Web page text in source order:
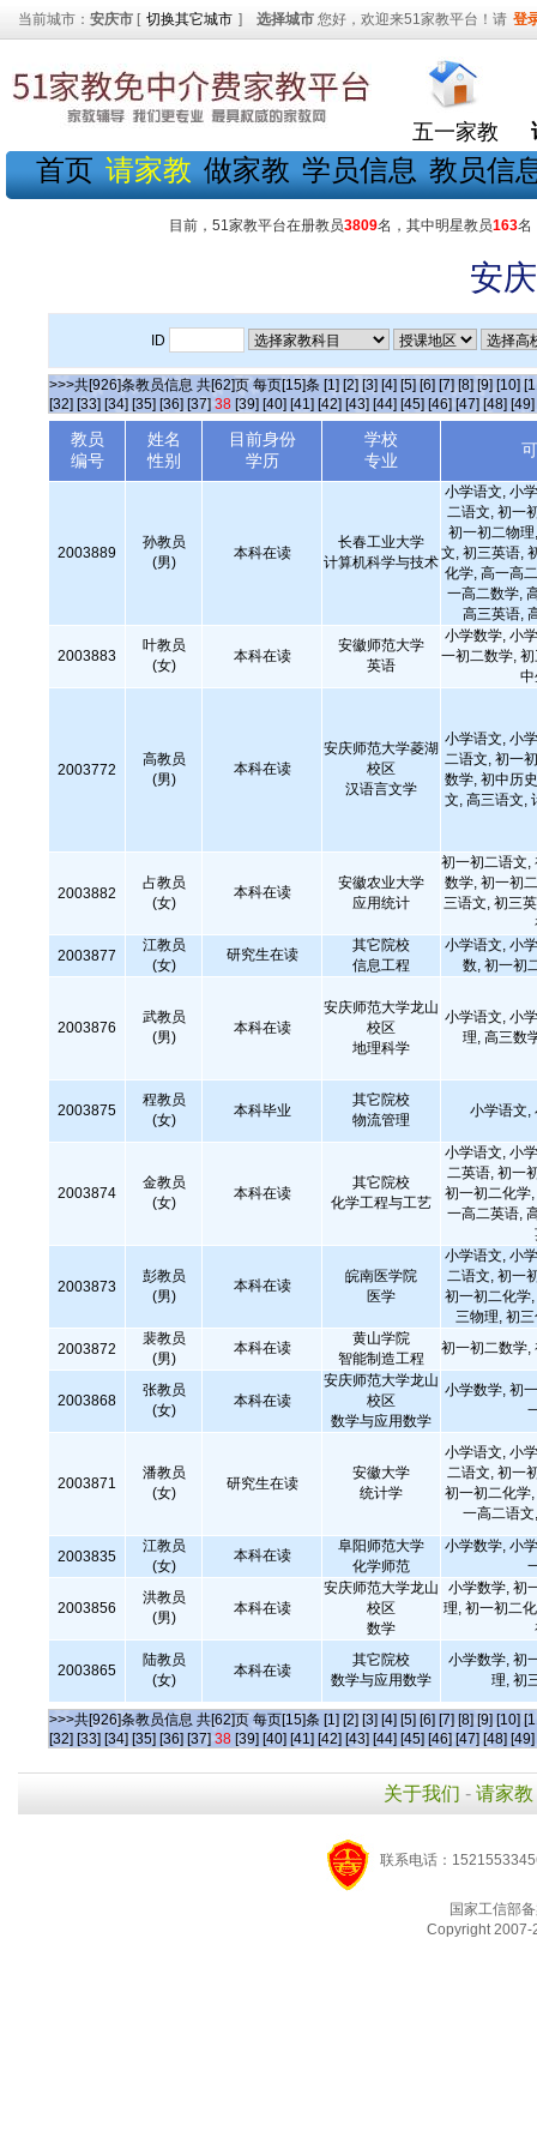
当前城市： 安庆市 [ 切换其它城市 ] 选择城市 您好，欢迎来51家教平台！请 登
五一家教
首页 请家教 做家教 学员信息 教员信
目前，51家教平台在册教员3809名，其中明星教员163名
安
ID
>>>共[926]条教员信息 共[62]页 每页[15]条 [1] [2] [3] [4] [5] [6] [7] [8] [9] [10]
[32] [33] [34] [35] [36] [37] 38 [39] [40] [41] [42] [43] [44] [45] [46] [47] [48] [49]
教员
编号
姓名
性别
目前身份
学历
学校
专业
2003889
孙教员
(男)
本科在读
长春工业大学
计算机科学与技术
小学语文, 小
二语文, 初一
初一初二物
文, 初三英语,
化学, 高一高
一高二数学,
高三英语,
2003883
叶教员
(女)
本科在读
安徽师范大学
英语
小学数学, 小
一初二数学,
2003772
高教员
(男)
本科在读
安庆师范大学菱湖
校区
汉语言文学
小学语文, 小
二语文, 初一
数学, 初中历
文, 高三语文,
2003882
占教员
(女)
本科在读
安徽农业大学
应用统计
初一初二语文,
数学, 初一初
三语文, 初三
2003877
江教员
(女)
研究生在读
其它院校
信息工程
小学语文, 小
数, 初一初
2003876
武教员
(男)
本科在读
安庆师范大学龙山
校区
地理科学
小学语文, 小
理, 高三数
2003875
程教员
(女)
本科毕业
其它院校
物流管理
小学语文,
2003874
金教员
(女)
本科在读
其它院校
化学工程与工艺
小学语文, 小
二英语, 初一
初一初二化学
一高二英语,
2003873
彭教员
(男)
本科在读
皖南医学院
医学
小学语文, 小
二语文, 初一
初一初二化学
三物理, 初
2003872
裴教员
(男)
本科在读
黄山学院
智能制造工程
初一初二数学,
2003868
张教员
(女)
本科在读
安庆师范大学龙山
校区
数学与应用数学
小学数学, 初
2003871
潘教员
(女)
研究生在读
安徽大学
统计学
小学语文, 小
二语文, 初一
初一初二化学
一高二语
2003835
江教员
(女)
本科在读
阜阳师范大学
化学师范
小学数学, 小
2003856
洪教员
(男)
本科在读
安庆师范大学龙山
校区
数学
小学数学, 初
理, 初一初二
2003865
陆教员
(女)
本科在读
其它院校
数学与应用数学
小学数学, 初
理, 初
>>>共[926]条教员信息 共[62]页 每页[15]条 [1] [2] [3] [4] [5] [6] [7] [8] [9] [10]
[32] [33] [34] [35] [36] [37] 38 [39] [40] [41] [42] [43] [44] [45] [46] [47] [48] [49]
关于我们 - 请家教
联系电话：
国家工信部
Copyright 2007-